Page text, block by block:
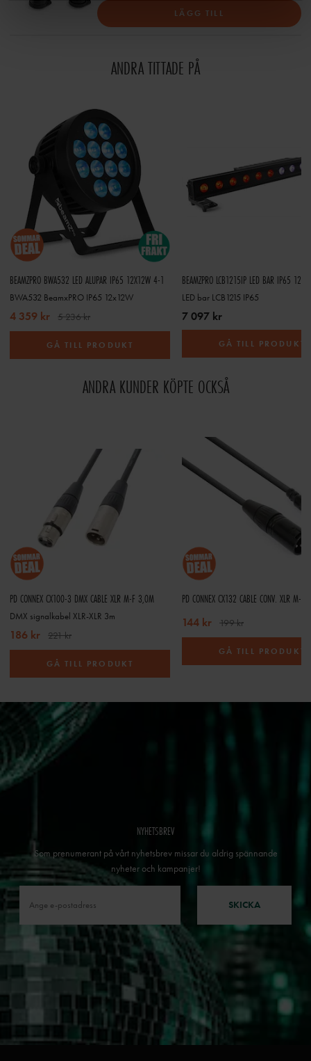
LÄGG TILL
ANDRA TITTADE PÅ
BEAMZPRO BWA532 LED ALUPAR IP65 12X12W 4-1
BWA532 BeamxPRO IP65 12x12W
4 359 kr 5 236 kr
GÅ TILL PRODUKT
BEAMZPRO LCB1215IP LED BAR IP65
LED bar LCB1215 IP65
7 097 kr
GÅ TILL PRODUKT
ANDRA KUNDER KÖPTE OCKSÅ
PD CONNEX CX100-3 DMX CABLE XLR M-F 3,0M
DMX signalkabel XLR-XLR 3m
186 kr 221 kr
GÅ TILL PRODUKT
PD CONNEX CX132 CABLE CONV. XLR M-
144 kr
199 kr
GÅ TILL PRODUKT
NYHETSBREV
Som prenumerant på vårt nyhetsbrev missar du aldrig spännande
nyheter och kampanjer!
SKICKA